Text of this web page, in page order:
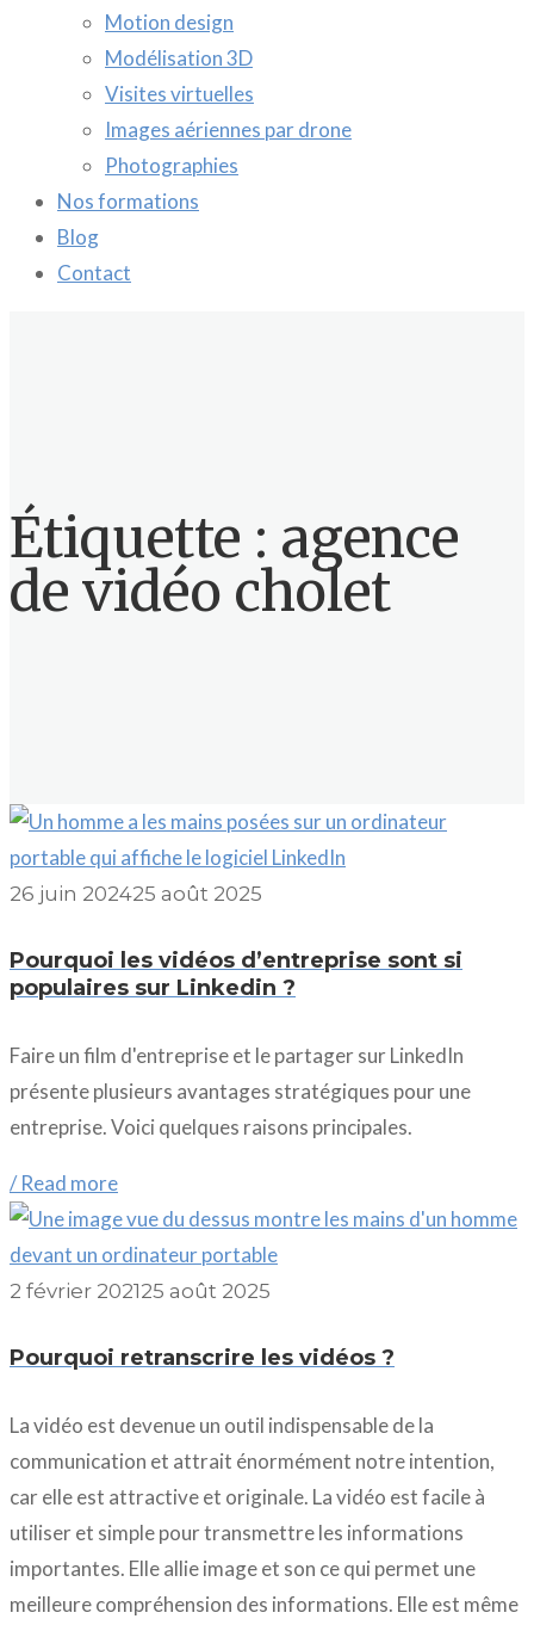
Motion design
Modélisation 3D
Visites virtuelles
Images aériennes par drone
Photographies
Nos formations
Blog
Contact
Étiquette : agence
de vidéo cholet
26 juin 202425 août 2025
Pourquoi les vidéos d’entreprise sont si
populaires sur Linkedin ?
Faire un film d'entreprise et le partager sur LinkedIn
présente plusieurs avantages stratégiques pour une
entreprise. Voici quelques raisons principales.
/ Read more
2 février 202125 août 2025
Pourquoi retranscrire les vidéos ?
La vidéo est devenue un outil indispensable de la
communication et attrait énormément notre intention,
car elle est attractive et originale. La vidéo est facile à
utiliser et simple pour transmettre les informations
importantes. Elle allie image et son ce qui permet une
meilleure compréhension des informations. Elle est même